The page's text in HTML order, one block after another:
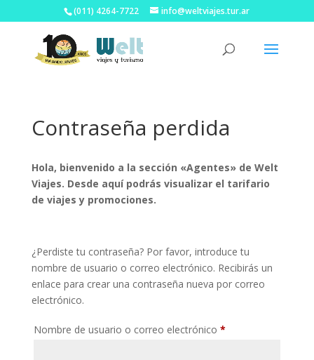
(011) 4264-7722 info@weltviajes.tur.ar
Contraseña perdida
Hola, bienvenido a la sección «Agentes» de Welt
Viajes. Desde aquí podrás visualizar el tarifario
de viajes y promociones.
¿Perdiste tu contraseña? Por favor, introduce tu
nombre de usuario o correo electrónico. Recibirás un
enlace para crear una contraseña nueva por correo
electrónico.
Nombre de usuario o correo electrónico *Obligatorio